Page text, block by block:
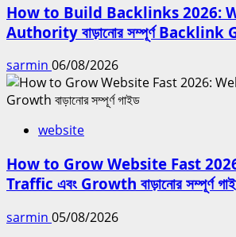
How to Build Backlinks 2026:
Authority বাড়ানোর সম্পূর্ণ Backlink
sarmin 06/08/2026
website
How to Grow Website Fast
Traffic এবং Growth বাড়ানোর সম্পূর্ণ
sarmin 05/08/2026